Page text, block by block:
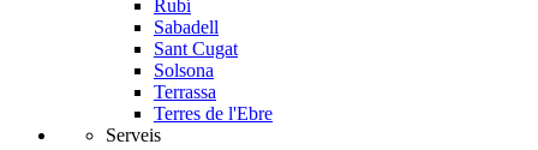
Rubí
Sabadell
Sant Cugat
Solsona
Terrassa
Terres de l'Ebre
Serveis